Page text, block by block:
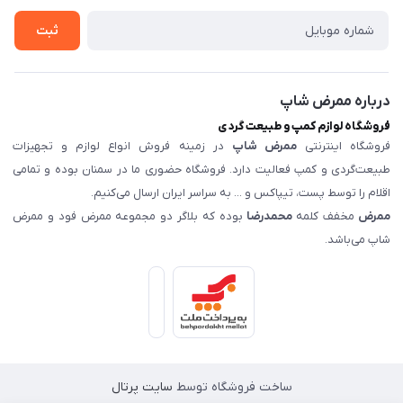
ثبت
درباره ممرض شاپ
فروشگاه لوازم کمپ و طبیعت گردی
فروشگاه اینترنتیممرض شاپ در زمینه فروش انواع لوازم و تجهیزات
طبیعت‌گردی و کمپ فعالیت دارد. فروشگاه حضوری ما در سمنان بوده و تمامی
اقلام را توسط پست، تیپاکس و ... به سراسر ایران ارسال می‌کنیم.
ممرض مخفف کلمهمحمدرضا بوده که بلاگر دو مجموعه ممرض فود و ممرض
شاپ می‌باشد.
ساخت فروشگاه توسط سایت پرتال